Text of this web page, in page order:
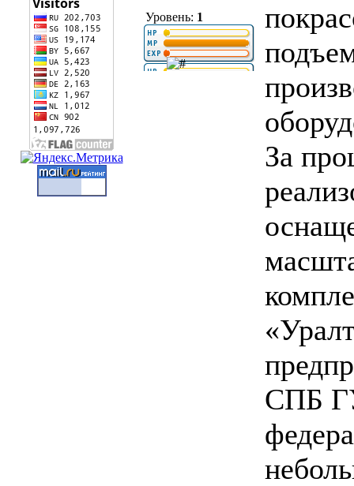
Уровень: 1
За
СПБ